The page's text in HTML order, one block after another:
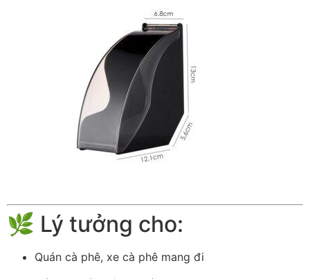
🌿 Lý tưởng cho:
Quán cà phê, xe cà phê mang đi